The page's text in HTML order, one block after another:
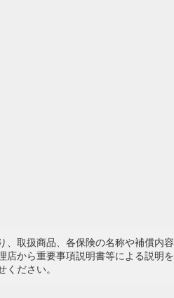
、取扱商品、各保険の名称や補償内
店から重要事項説明書等による説明
ください。